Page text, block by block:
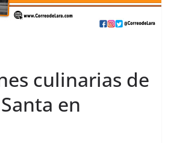
culinarias de
en